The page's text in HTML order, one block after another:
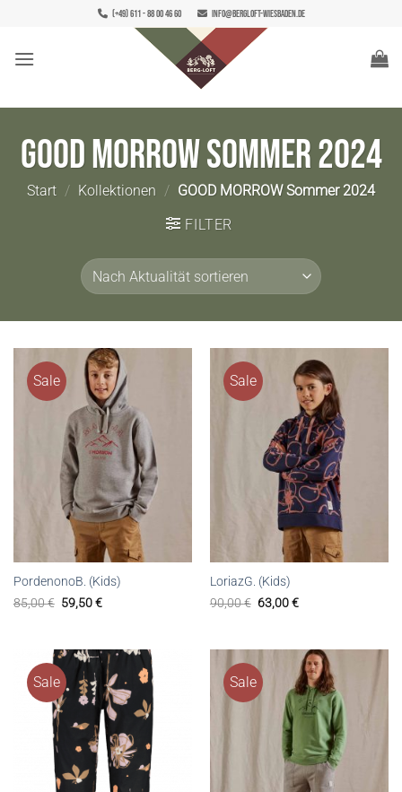
springen
(+49) 611 - 88 00 46 60 info@bergloft-wiesbaden.de
GOOD MORROW Sommer 2024
Start / Kollektionen / GOOD MORROW Sommer 2024
FILTER
Sale
PordenonoB. (Kids)
85,00€ 59,50€
Sale
LoriazG. (Kids)
90,00€ 63,00€
Sale Sale